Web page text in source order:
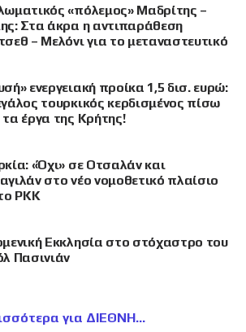
«πόλεμος» Μαδρίτης –
Στα άκρα η αντιπαράθεση
– Μελόνι για το μεταναστευτικό
ενεργειακή προίκα 1,5 δισ. ευρώ:
τουρκικός κερδισμένος πίσω
έργα της Κρήτης!
«Όχι» σε Οτσαλάν και
στο νέο νομοθετικό πλαίσιο
PKK
Εκκλησία στο στόχαστρο του
Πασινιάν
για ΔΙΕΘΝΗ